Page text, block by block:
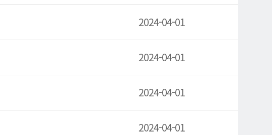
2024-04-01
2024-04-01
2024-04-01
2024-04-01